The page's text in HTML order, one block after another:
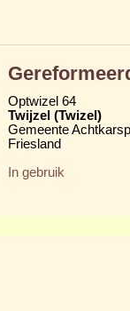
Optwizel 64
Twijzel (Twizel)
Gemeente
Friesland
In gebruik